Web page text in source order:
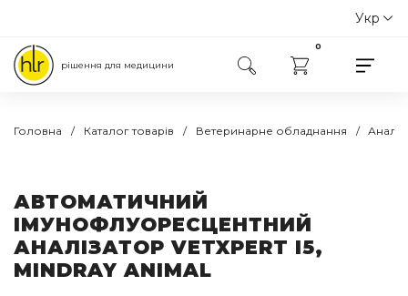
Укр
рішення для медицини
0
Головна Каталог товарів Ветеринарне обладнання
АВТОМАТИЧНИЙ
ІМУНОФЛУОРЕСЦЕНТНИЙ
АНАЛІЗАТОР VETXPERT I5,
MINDRAY ANIMAL